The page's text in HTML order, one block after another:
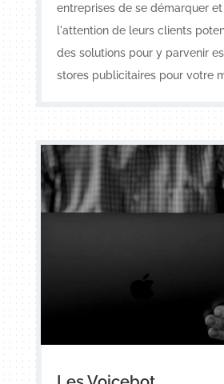
entreprises de se démarquer
l'attention de leurs clients
des solutions pour y parvenir
stores publicitaires pour votre